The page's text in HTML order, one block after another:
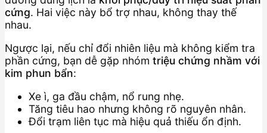
cứng. Hai việc này bổ trợ nhau, không thay thế
nhau.
Ngược lại, nếu chỉ đổi nhiên liệu mà không kiểm tra
phần cứng, bạn dễ gặp nhóm triệu chứng nhầm với
kim phun bẩn:
Xe ì, ga đầu chậm, nổ rung nhẹ.
Tăng tiêu hao nhưng không rõ nguyên nhân.
Đổi trạm liên tục mà hiệu quả thiếu ổn định.